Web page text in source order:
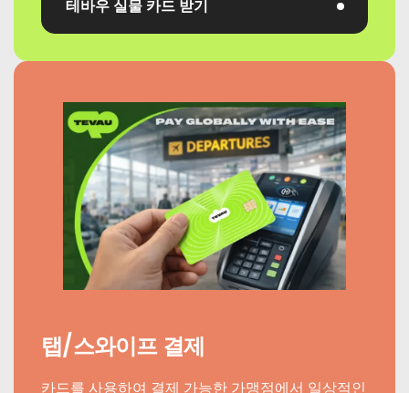
테바우 실물 카드 받기
탭/스와이프 결제
카드를 사용하여 결제 가능한 가맹점에서 일상적인